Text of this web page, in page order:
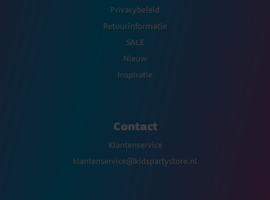
Privacybeleid
Retourinformatie
SALE
Nieuw
Inspiratie
Contact
Klantenservice
klantenservice@kidspartystore.nl